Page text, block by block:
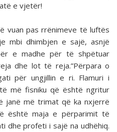
e vjetër!
vuan pas rrënimeve të luftës
mbi dhimbjen e sajë, asnjë
e madhe për të shpëtuar
dhe lot të reja.”Përpara o
për ungjillin e ri. Flamuri i
më fisniku që është ngritur
janë më trimat që ka nxjerrë
është maja e përparimit të
dhe profeti i sajë na udhëhiq.